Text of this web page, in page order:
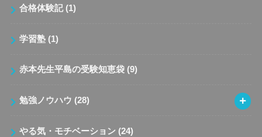
合格体験記 (1)
学習塾 (1)
赤本先生平島の受験知恵袋 (9)
勉強ノウハウ (28)
やる気・モチベーション (24)